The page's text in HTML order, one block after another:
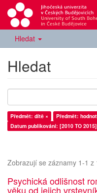
Hledat
Hledat
Předmět: dítě ×
Předmět:
Datum publikování: [2010 TO
Zobrazují se záznamy 1-1 z
Psychická odlišnost
věku od jejich